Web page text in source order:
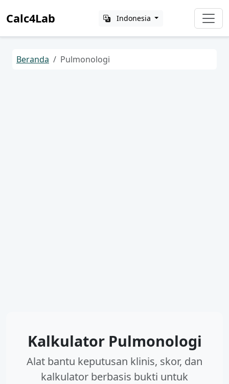
Calc4Lab Indonesia
Beranda Pulmonologi
Kalkulator Pulmonologi
Alat bantu keputusan klinis, skor, dan
kalkulator berbasis bukti untuk